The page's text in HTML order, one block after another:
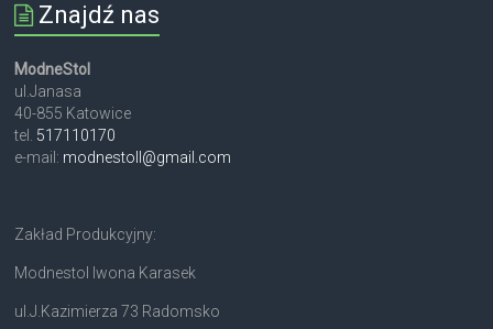
Znajdź nas
ModneStol
ul.Janasa
40-855 Katowice
tel. 517110170
e-mail: modnestoll@gmail.com
Zakład Produkcyjny:
Modnestol Iwona Karasek
ul.J.Kazimierza 73 Radomsko